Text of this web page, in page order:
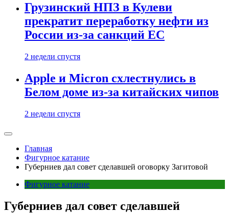
Грузинский НПЗ в Кулеви
прекратит переработку нефти из
России из-за санкций ЕС
2 недели спустя
Apple и Micron схлестнулись в
Белом доме из-за китайских чипов
2 недели спустя
Главная
Фигурное катание
Губерниев дал совет сделавшей оговорку Загитовой
Фигурное катание
Губерниев дал совет сделавшей